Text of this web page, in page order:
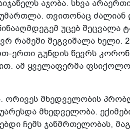
აჯობა. სხვა
თვითონაც ძალიან
უცებ შეცვალა
რამეში შეგვიშალა ხელი.
ერთი გუნდის წევრს
ამ ყველაფერმა
ორივეს მხედველობის
მხედველობა.
ჩემს ჯანმრთელობას,